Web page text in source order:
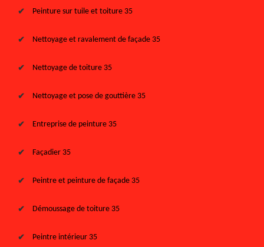
Peinture sur tuile et toiture 35
Nettoyage et ravalement de façade 35
Nettoyage de toiture 35
Nettoyage et pose de gouttière 35
Entreprise de peinture 35
Façadier 35
Peintre et peinture de façade 35
Démoussage de toiture 35
Peintre intérieur 35